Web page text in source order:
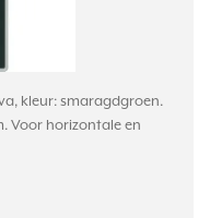
kleur: smaragdgroen.
Voor horizontale en